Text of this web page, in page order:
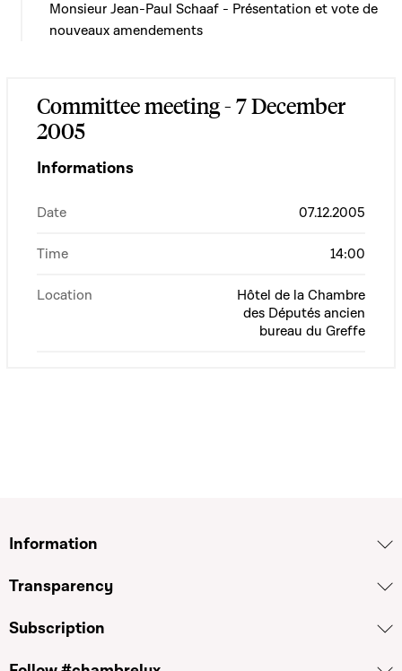
Monsieur Jean-Paul Schaaf - Présentation et vote de
nouveaux amendements
Committee meeting - 7 December
2005
Informations
Date 07.12.2005
Time 14:00
Location
Hôtel de la Chambre
des Députés ancien
bureau du Greffe
Information
Transparency
Subscription